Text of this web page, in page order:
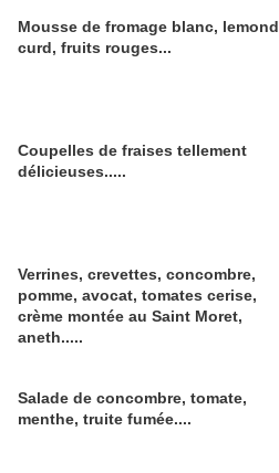
Mousse de fromage blanc, lemond
curd, fruits rouges...
Coupelles de fraises tellement
délicieuses.....
Verrines, crevettes, concombre,
pomme, avocat, tomates cerise,
crème montée au Saint Moret,
aneth.....
Salade de concombre, tomate,
menthe, truite fumée....